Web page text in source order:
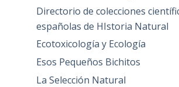
Directorio de colecciones
españolas de HIstoria Natural
Ecotoxicología y Ecología
Esos Pequeños Bichitos
La Selección Natural